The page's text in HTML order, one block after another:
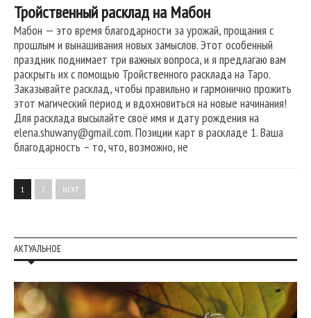
Тройственный расклад на Мабон
Мабон — это время благодарности за урожай, прощания с
прошлым и вынашивания новых замыслов. Этот особенный
праздник поднимает три важных вопроса, и я предлагаю вам
раскрыть их с помощью Тройственного расклада на Таро.
Заказывайте расклад, чтобы правильно и гармонично прожить
этот магический период и вдохновиться на новые начинания!
Для расклада высылайте своё имя и дату рождения на
elena.shuwany@gmail.com. Позиции карт в раскладе 1. Ваша
благодарность – то, что, возможно, не
1 2 NEXT
АКТУАЛЬНОЕ